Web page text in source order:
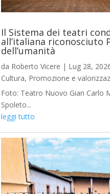
Il Sistema dei teatri
all’italiana riconosciuto
dell’umanità
da Roberto Vicere | Lug 28,
Cultura, Promozione e
Foto: Teatro Nuovo Gian Carlo
Spoleto...
leggi tutto